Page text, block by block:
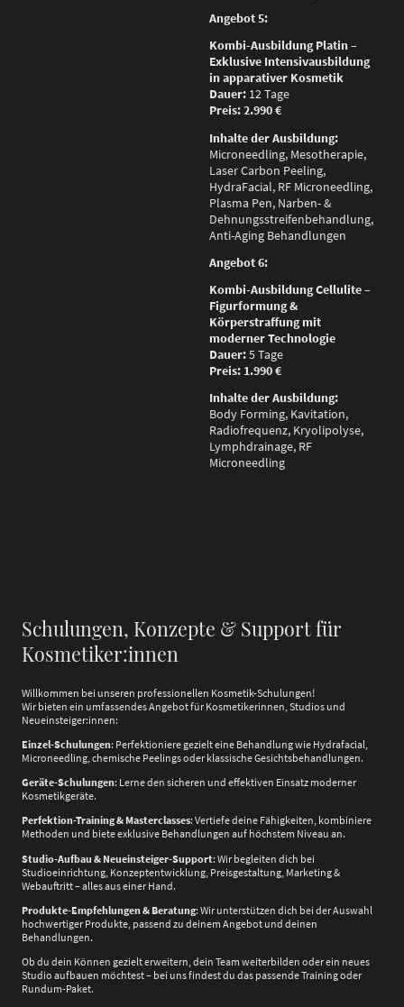
Angebot 5:
Kombi-Ausbildung Platin –
Exklusive Intensivausbildung
in apparativer Kosmetik
Dauer: 12 Tage
Preis:2.990 €
Inhalte der Ausbildung:
Microneedling, Mesotherapie,
Laser Carbon Peeling,
HydraFacial, RF Microneedling,
Plasma Pen, Narben- &
Dehnungsstreifenbehandlung,
Anti-Aging Behandlungen
Angebot 6:
Kombi-Ausbildung Cellulite –
Figurformung &
Körperstraffung mit
moderner Technologie
Dauer:5 Tage
Preis: 1.990 €
Inhalte der Ausbildung:
Body Forming, Kavitation,
Radiofrequenz, Kryolipolyse,
Lymphdrainage, RF
Microneedling
Schulungen, Konzepte & Support für
Kosmetiker:innen
Willkommen bei unseren professionellen Kosmetik-Schulungen!
Wir bieten ein umfassendes Angebot für Kosmetikerinnen, Studios und
Neueinsteiger:innen:
Einzel-Schulungen: Perfektioniere gezielt eine Behandlung wie Hydrafacial,
Microneedling, chemische Peelings oder klassische Gesichtsbehandlungen.
Geräte-Schulungen: Lerne den sicheren und effektiven Einsatz moderner
Kosmetikgeräte.
Perfektion-Training & Masterclasses: Vertiefe deine Fähigkeiten, kombiniere
Methoden und biete exklusive Behandlungen auf höchstem Niveau an.
Studio-Aufbau & Neueinsteiger-Support: Wir begleiten dich bei
Studioeinrichtung, Konzeptentwicklung, Preisgestaltung, Marketing &
Webauftritt – alles aus einer Hand.
Produkte-Empfehlungen & Beratung: Wir unterstützen dich bei der Auswahl
hochwertiger Produkte, passend zu deinem Angebot und deinen
Behandlungen.
Ob du dein Können gezielt erweitern, dein Team weiterbilden oder ein neues
Studio aufbauen möchtest – bei uns findest du das passende Training oder
Rundum-Paket.